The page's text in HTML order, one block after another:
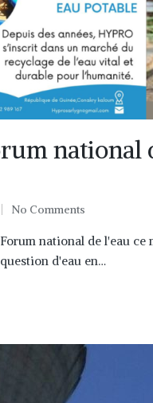
national
No Comments
national de l'eau ce
d'eau en…